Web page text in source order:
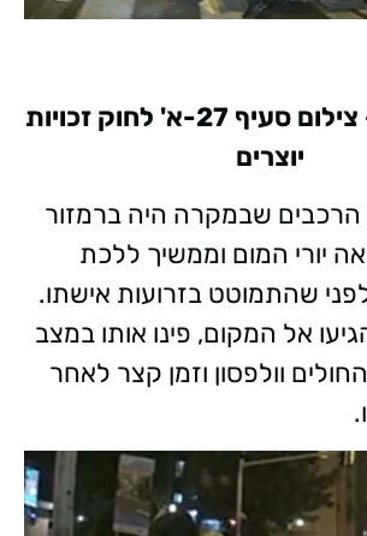
רגע הדקירה- צילום סעיף 27-א' לחוק זכויות
יוצרים
שבמקרה היה ברמזור
יורי המום וממשיך ללכת
שהתמוטט בזרועות אישתו.
אל המקום, פינו אותו במצב
וולפסון וזמן קצר לאחר